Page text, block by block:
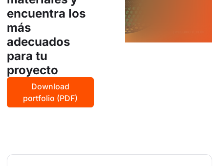
encuentra los
más
adecuados
para tu
proyecto
Download
portfolio (PDF)